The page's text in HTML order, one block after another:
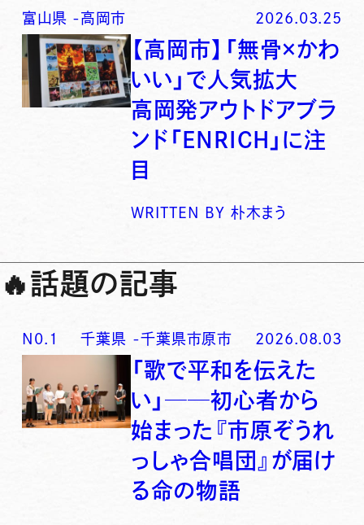
富山県 -高岡市 2026.03.25
【高岡市】「無骨×かわ
いい」で人気拡大
高岡発アウトドアブラ
ンド「ENRICH」に注
目
WRITTEN BY 朴木まう
🔥話題の記事
N0. 1 千葉県 -千葉県市原市 2026.08.03
「歌で平和を伝えた
い」──初心者から
始まった『市原ぞうれ
っしゃ合唱団』が届け
る命の物語